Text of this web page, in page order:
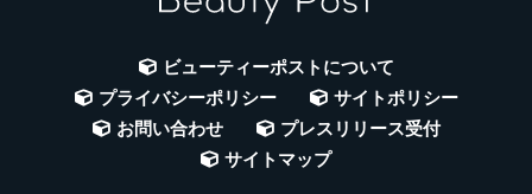
ビューティーポストについて
プライバシーポリシー
サイトポリシー
お問い合わせ
プレスリリース受付
サイトマップ